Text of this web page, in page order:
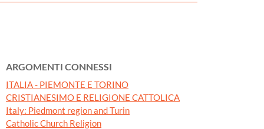
ARGOMENTI CONNESSI
ITALIA - PIEMONTE E TORINO
CRISTIANESIMO E RELIGIONE CATTOLICA
Italy: Piedmont region and Turin
Catholic Church Religion